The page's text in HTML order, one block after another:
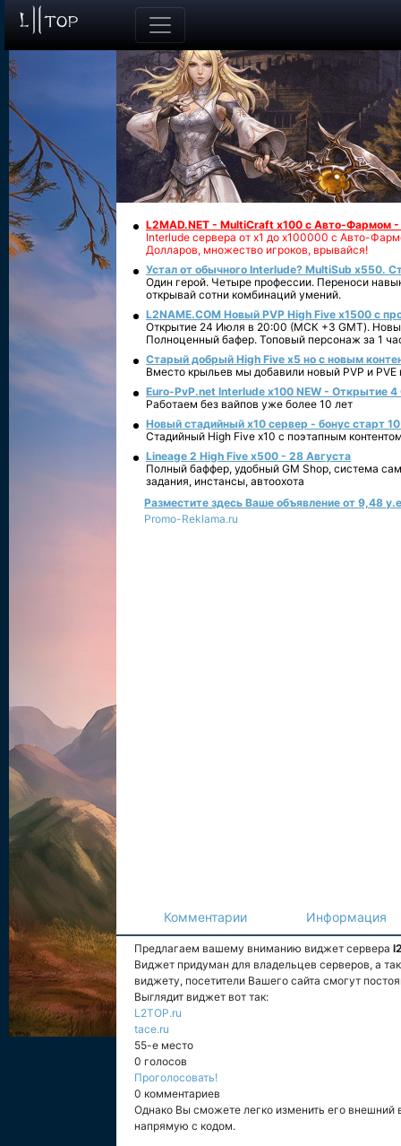
L2MAD.NET - MultiCraft x100 с Авто-Фармом
Interlude сервера от х1 до х100000 с Авто-
Долларов, множество игроков, врывайся!
Устал от обычного Interlude? MultiSub x550.
Один герой. Четыре профессии. Переноси
открывай сотни комбинаций умений.
L2NAME.COM Новый PVP High Five x1500 с
Открытие 24 Июля в 20:00 (МСК +3 GMT).
Полноценный бафер. Топовый персонаж за 1
Старый добрый High Five x5 но с новым
Вместо крыльев мы добавили новый PVP и PVE
Euro-PvP.net Interlude х100 NEW - Открытие 4
Работаем без вайпов уже более 10 лет
Новый стадийный х10 сервер - бонус старт
Стадийный High Five x10 с поэтапным
Lineage 2 High Five x500 - 28 Августа
Полный баффер, удобный GM Shop, система
задания, инстансы, автоохота
Разместите здесь Ваше объявление от 9,48
Promo-Reklama.ru
Комментарии Информация
Предлагаем вашему вниманию виджет сервера
Виджет придуман для владельцев серверов, а
виджету, посетители Вашего сайта смогут
Выглядит виджет вот так:
L2TOP.ru
tace.ru
55-е место
0 голосов
Проголосовать!
0 комментариев
Однако Вы сможете легко изменить его
напрямую с кодом.